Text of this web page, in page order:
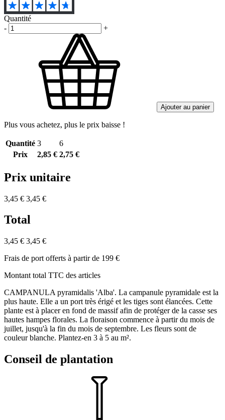
Quantité
-
+
Ajouter au panier
Plus vous achetez, plus le prix baisse !
Quantité 3
6
Prix
2,85 € 2,75 €
Prix unitaire
3,45 € 3,45 €
Total
3,45 € 3,45 €
Frais de port offerts à partir de 199 €
Montant total TTC des articles
CAMPANULA pyramidalis 'Alba'. La campanule pyramidale est la
plus haute. Elle a un port très érigé et les tiges sont élancées. Cette
plante est à placer en fond de massif afin de protéger de la casse ses
hautes hampes florales. La floraison commence à partir du mois de
juillet, jusqu'à la fin du mois de septembre. Les fleurs sont de
couleur blanche. Plantez-en 3 à 5 au m².
Conseil de plantation